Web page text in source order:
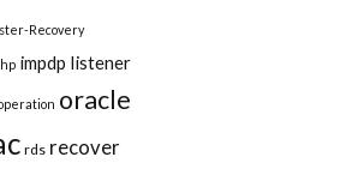
Recovery
hp impdp listener
oracle
rds recover